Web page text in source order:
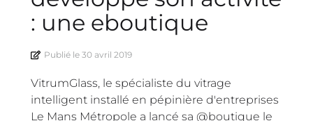
: une eboutique
Publié le 30 avril 2019
VitrumGlass, le spécialiste du vitrage
intelligent installé en pépinière d'entreprises
Le Mans Métropole a lancé sa @boutique le